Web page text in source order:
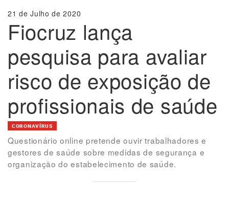
21 de Julho de 2020
Fiocruz lança
pesquisa para avaliar
risco de exposição de
profissionais de saúde
CORONAVÍRUS
Questionário online pretende ouvir trabalhadores e
gestores de saúde sobre medidas de segurança e
organização do estabelecimento de saúde.